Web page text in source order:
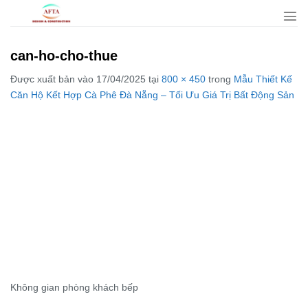
dungcan-ho-cho-thue
Được xuất bản vào 17/04/2025 tại 800 × 450 trong Mẫu Thiết Kế
Căn Hộ Kết Hợp Cà Phê Đà Nẵng – Tối Ưu Giá Trị Bất Động Sản
Không gian phòng khách bếp